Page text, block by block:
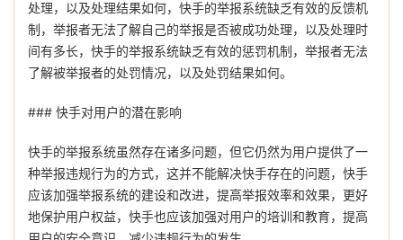
处理，以及处理结果如何，快手的举报系统缺乏有效的反馈机
制，举报者无法了解自己的举报是否被成功处理，以及处理时
间有多长，快手的举报系统缺乏有效的惩罚机制，举报者无法
了解被举报者的处罚情况，以及处罚结果如何。
### 快手对用户的潜在影响
快手的举报系统虽然存在诸多问题，但它仍然为用户提供了一
种举报违规行为的方式，这并不能解决快手存在的问题，快手
应该加强举报系统的建设和改进，提高举报效率和效果，更好
地保护用户权益，快手也应该加强对用户的培训和教育，提高